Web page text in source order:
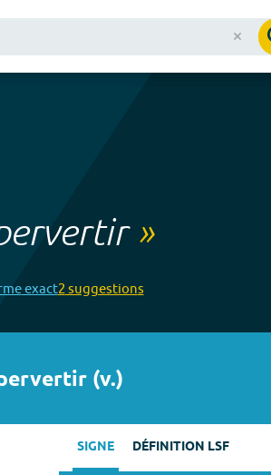
»
exact2 suggestions
(v.)
SIGNE DÉFINITION LSF